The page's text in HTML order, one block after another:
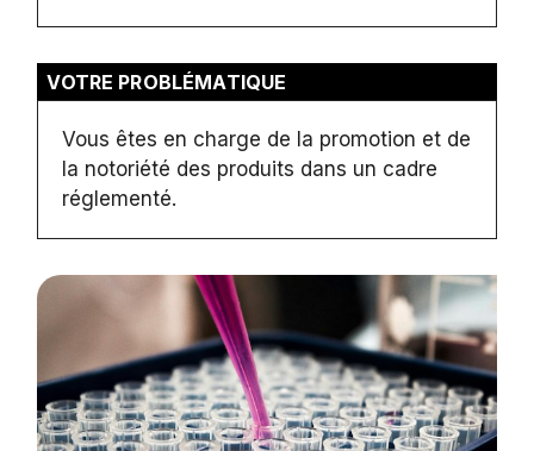
VOTRE PROBLÉMATIQUE
Vous êtes en charge de la promotion et de
la notoriété des produits dans un cadre
réglementé.